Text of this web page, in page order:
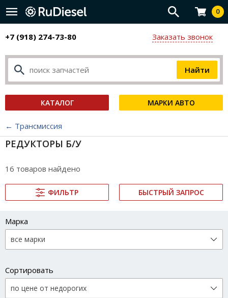
0
+7 (918) 274-73-80 Заказать звонок
КАТАЛОГ МАРКИ АВТО
← Трансмиссия
РЕДУКТОРЫ Б/У
16 товаров найдено
ФИЛЬТР БЫСТРЫЙ ЗАПРОС
Марка
Сортировать